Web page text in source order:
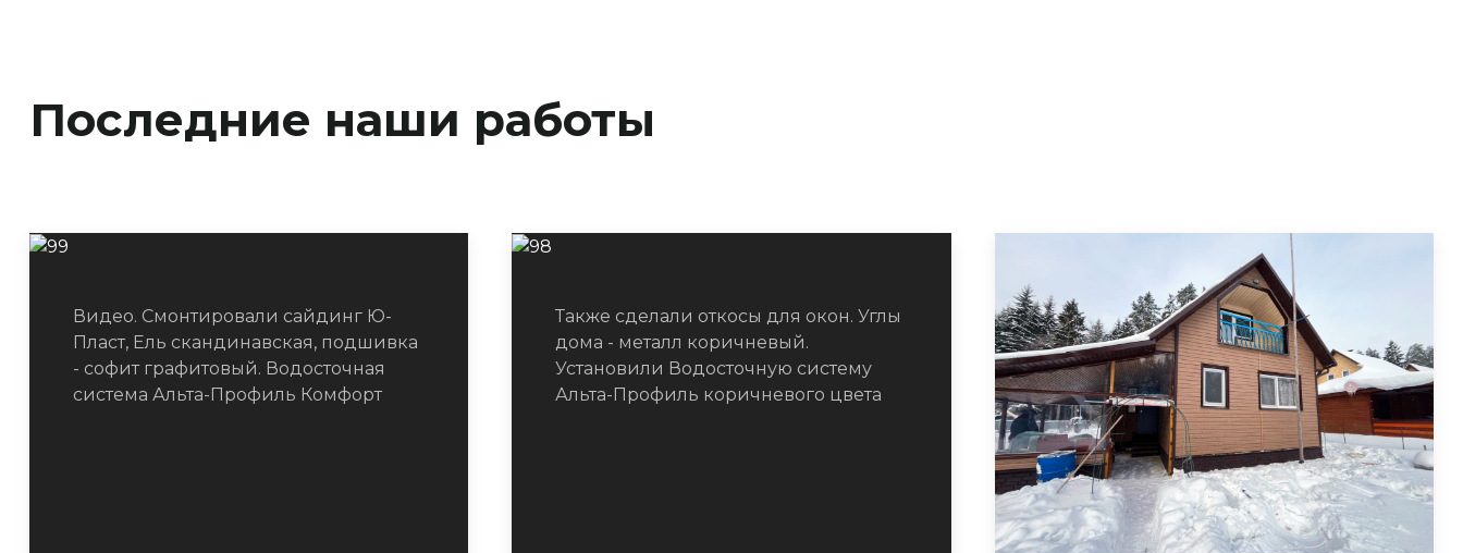
Последние наши работы
Видео. Смонтировали сайдинг Ю-
Пласт, Ель скандинавская, подшивка
- софит графитовый. Водосточная
система Альта-Профиль Комфорт
Также сделали откосы для окон. Углы
дома - металл коричневый.
Установили Водосточную систему
Альта-Профиль коричневого цвета